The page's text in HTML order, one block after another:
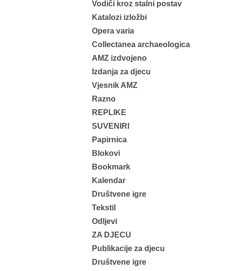
Vodiči kroz stalni postav
Katalozi izložbi
Opera varia
Collectanea archaeologica
AMZ izdvojeno
Izdanja za djecu
Vjesnik AMZ
Razno
REPLIKE
SUVENIRI
Papirnica
Blokovi
Bookmark
Kalendar
Društvene igre
Tekstil
Odljevi
ZA DJECU
Publikacije za djecu
Društvene igre